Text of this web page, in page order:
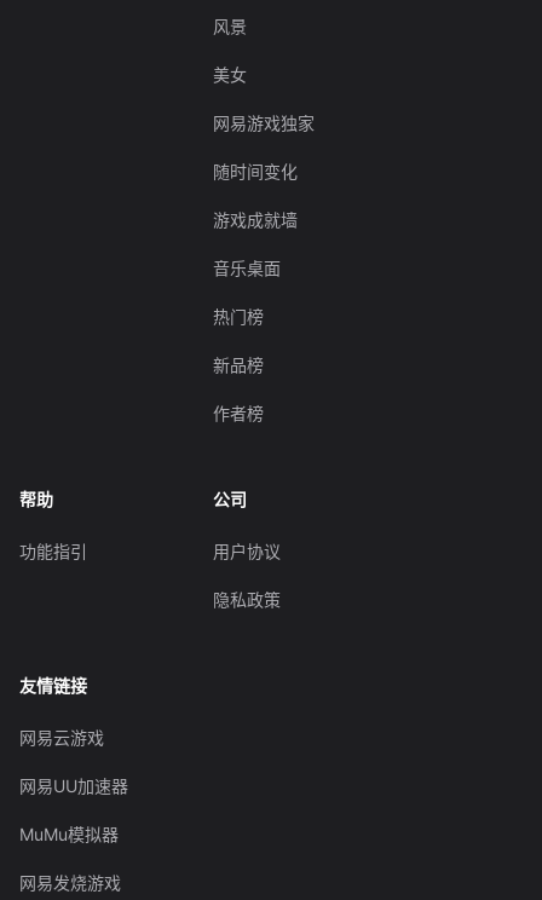
风景
美女
网易游戏独家
随时间变化
游戏成就墙
音乐桌面
热门榜
新品榜
作者榜
帮助
功能指引
公司
用户协议
隐私政策
友情链接
网易云游戏
网易UU加速器
MuMu模拟器
网易发烧游戏